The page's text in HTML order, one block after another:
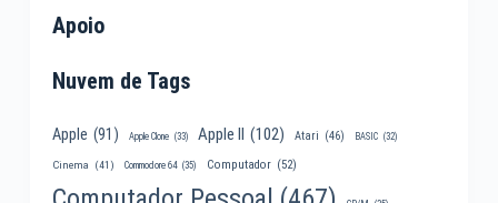
Apoio
Nuvem de Tags
Apple (91) Apple Clone (33) Apple II (102) Atari (46) BASIC (32)
Cinema (41) Commodore 64 (35) Computador (52)